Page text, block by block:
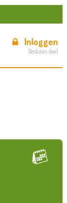
Inloggen
Besloten deel